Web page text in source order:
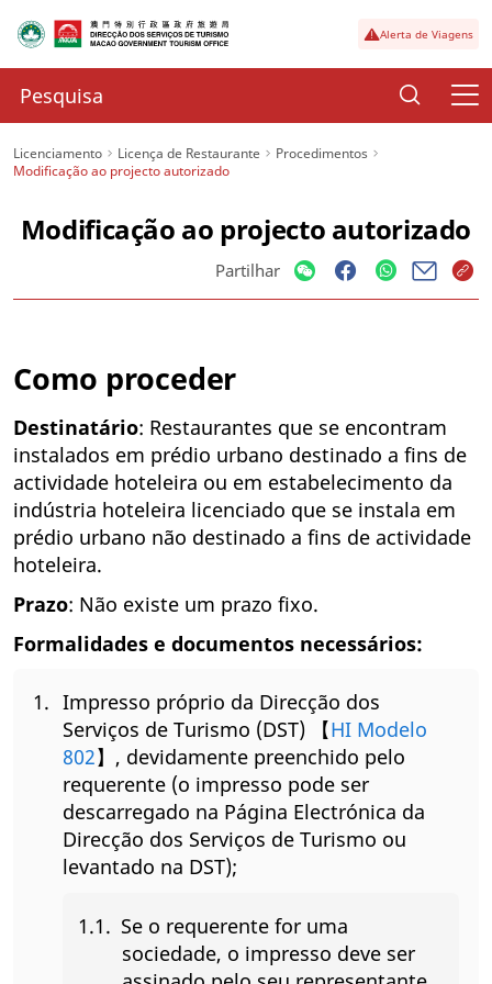
Alerta de Viagens
Licenciamento Licença de Restaurante
Procedimentos
Modificação ao projecto autorizado
Modificação ao projecto autorizado
Partilhar
Como proceder
Destinatário: Restaurantes que se encontram
instalados em prédio urbano destinado a fins de
actividade hoteleira ou em estabelecimento da
indústria hoteleira licenciado que se instala em
prédio urbano não destinado a fins de actividade
hoteleira.
Prazo: Não existe um prazo fixo.
Formalidades e documentos necessários:
Impresso próprio da Direcção dos
Serviços de Turismo (DST) 【HI Modelo
802】, devidamente preenchido pelo
requerente (o impresso pode ser
descarregado na Página Electrónica da
Direcção dos Serviços de Turismo ou
levantado na DST);
Se o requerente for uma
sociedade, o impresso deve ser